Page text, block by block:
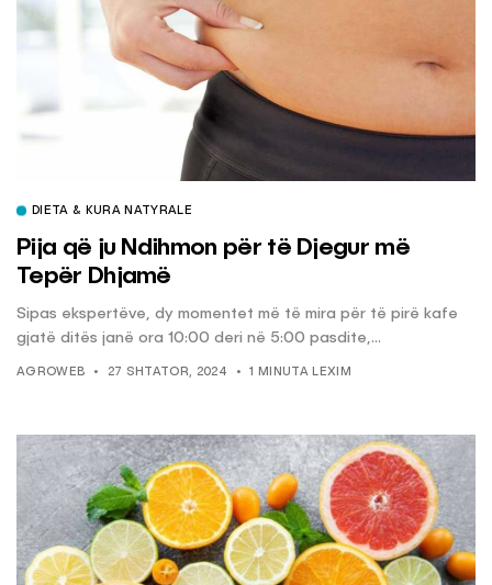
DIETA & KURA NATYRALE
Pija që ju Ndihmon për të Djegur më
Tepër Dhjamë
Sipas ekspertëve, dy momentet më të mira për të pirë kafe
gjatë ditës janë ora 10:00 deri në 5:00 pasdite,...
AGROWEB 27 SHTATOR, 2024 1 MINUTA LEXIM